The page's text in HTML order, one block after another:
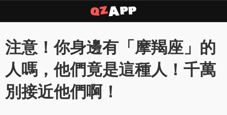
注意！你身邊有「摩羯座」的
人嗎，他們竟是這種人！千萬
別接近他們啊！
Copyright © 2026 ·QZAPP